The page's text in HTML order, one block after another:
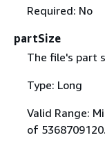
Required: No
partSize
The file's part
Type: Long
Valid Range:
of 5368709120.